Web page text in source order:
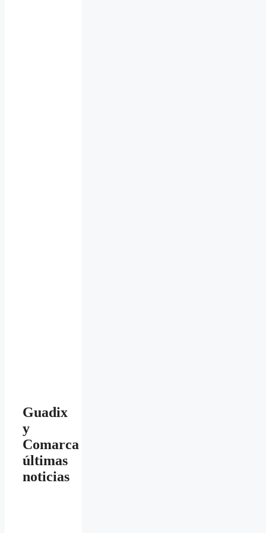
Guadix
y
Comarca
últimas
noticias